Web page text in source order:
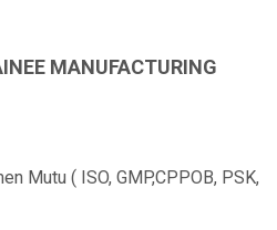
MANUFACTURING
Mutu ( ISO, GMP,CPPOB, PSK,